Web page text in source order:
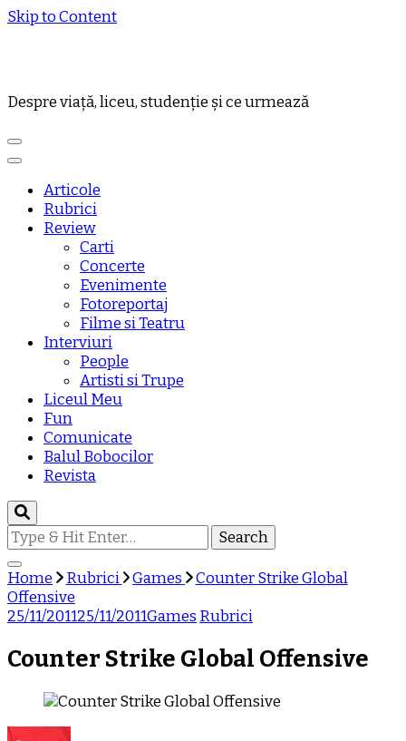
Skip to Content
Despre viață, liceu, studenție și ce urmează
Articole
Rubrici
Review
Carti
Concerte
Evenimente
Fotoreportaj
Filme si Teatru
Interviuri
People
Artisti si Trupe
Liceul Meu
Fun
Comunicate
Balul Bobocilor
Revista
Looking
for
Something?
Home Rubrici Games
Counter Strike Global
Offensive
25/11/201125/11/2011Games Rubrici
Counter Strike Global Offensive